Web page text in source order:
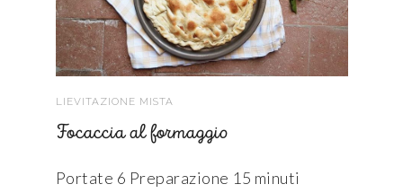
LIEVITAZIONE MISTA
Focaccia al formaggio
Portate 6 Preparazione 15 minuti